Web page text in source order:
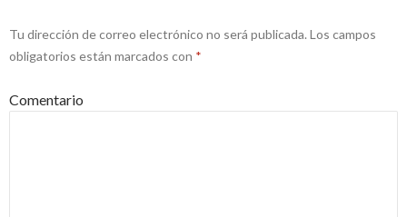
Tu dirección de correo electrónico no será publicada. Los campos
obligatorios están marcados con *
Comentario